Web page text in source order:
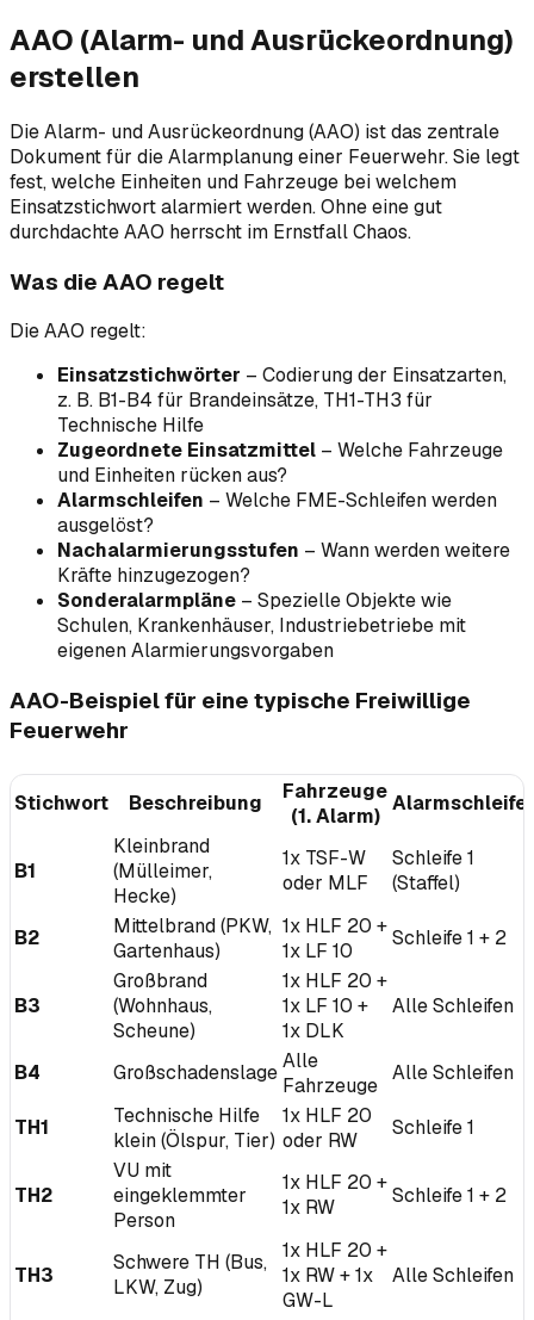
AAO (Alarm- und Ausrückeordnung)
erstellen
Die Alarm- und Ausrückeordnung (AAO) ist das zentrale
Dokument für die Alarmplanung einer Feuerwehr. Sie legt
fest, welche Einheiten und Fahrzeuge bei welchem
Einsatzstichwort alarmiert werden. Ohne eine gut
durchdachte AAO herrscht im Ernstfall Chaos.
Was die AAO regelt
Die AAO regelt:
Einsatzstichwörter – Codierung der Einsatzarten,
z. B. B1-B4 für Brandeinsätze, TH1-TH3 für
Technische Hilfe
Zugeordnete Einsatzmittel – Welche Fahrzeuge
und Einheiten rücken aus?
Alarmschleifen – Welche FME-Schleifen werden
ausgelöst?
Nachalarmierungsstufen – Wann werden weitere
Kräfte hinzugezogen?
Sonderalarmpläne – Spezielle Objekte wie
Schulen, Krankenhäuser, Industriebetriebe mit
eigenen Alarmierungsvorgaben
AAO-Beispiel für eine typische Freiwillige
Feuerwehr
Stichwort Beschreibung
Fahrzeuge
(1. Alarm)
Alarmschleife
B1
Kleinbrand
(Mülleimer,
Hecke)
1x TSF-W
oder MLF
Schleife 1
(Staffel)
B2
Mittelbrand (PKW,
Gartenhaus)
1x HLF 20 +
1x LF 10
Schleife 1 + 2
B3
Großbrand
(Wohnhaus,
Scheune)
1x HLF 20 +
1x LF 10 +
1x DLK
Alle Schleifen
B4 GroßschadenslageAlle
Fahrzeuge
Alle Schleifen
TH1
Technische Hilfe
klein (Ölspur, Tier)
1x HLF 20
oder RW
Schleife 1
TH2
VU mit
eingeklemmter
Person
1x HLF 20 +
1x RW
Schleife 1 + 2
TH3
Schwere TH (Bus,
LKW, Zug)
1x HLF 20 +
1x RW + 1x
GW-L
Alle Schleifen